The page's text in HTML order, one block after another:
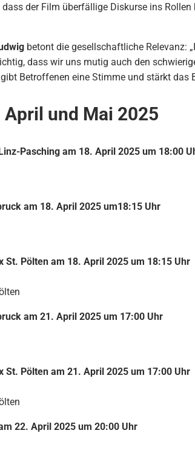
der Film überfällige Diskurse ins
betont die gesellschaftliche Relevanz:
dass wir uns mutig auch den
Betroffenen eine Stimme und stärkt
und Mai 2025
Pasching am 18. April 2025 um 18:00
am 18. April 2025 um18:15 Uhr
Pölten am 18. April 2025 um 18:15 Uhr
am 21. April 2025 um 17:00 Uhr
Pölten am 21. April 2025 um 17:00 Uhr
22. April 2025 um 20:00 Uhr